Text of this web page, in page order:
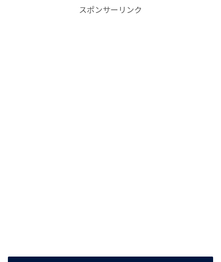
スポンサーリンク